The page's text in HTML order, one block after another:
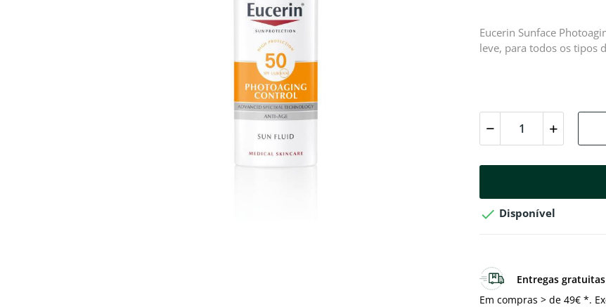
Eucerin Sunface
leve, para todos os tipos
 Disponível
Entregas gratuitas
Em compras > de 49€ *.